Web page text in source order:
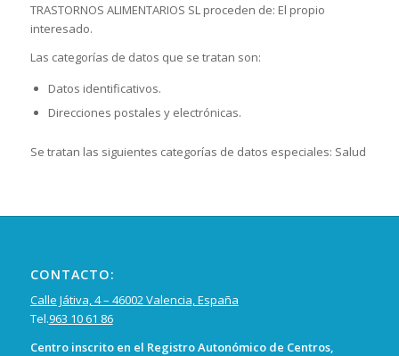
TRASTORNOS ALIMENTARIOS SL proceden de: El propio
interesado.
Las categorías de datos que se tratan son:
Datos identificativos.
Direcciones postales y electrónicas.
Se tratan las siguientes categorías de datos especiales: Salud
CONTACTO:
Calle Játiva, 4 – 46002 Valencia, España
Tel.963 10 61 86
Centro inscrito en el Registro Autonómico de Centros,